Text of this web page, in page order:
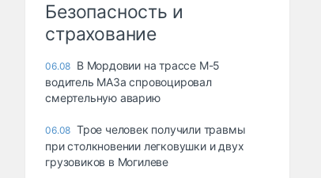
Безопасность и
страхование
06.08 В Мордовии на трассе М-5
водитель МАЗа спровоцировал
смертельную аварию
06.08 Трое человек получили травмы
при столкновении легковушки и двух
грузовиков в Могилеве